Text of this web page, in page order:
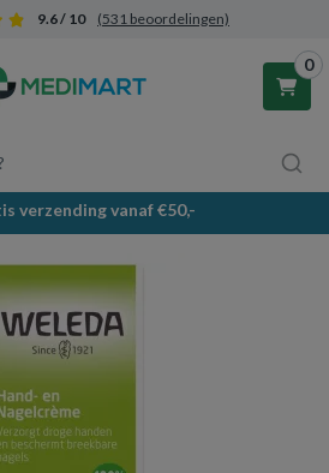
9.6 / 10 (531 beoordelingen)
0
is leeg.
hem met producten.
verzending vanaf €50,-